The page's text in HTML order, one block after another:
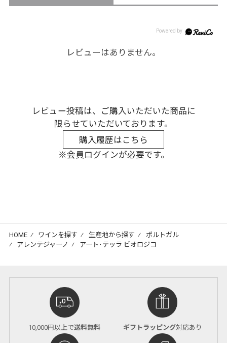
レビューはありません。
レビュー投稿は、ご購入いただいた商品に
限らせていただいております。
購入履歴はこちら
※会員ログインが必要です。
HOME ⁄ ワインを探す ⁄ 生産地から探す ⁄ ポルトガル
⁄ アレンテジャーノ ⁄ アート･テッラ ビオロジコ
10,000円以上で送料無料 ギフトラッピング対応あり